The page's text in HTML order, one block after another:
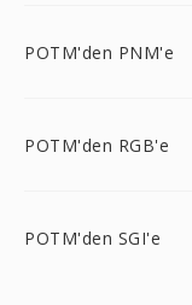
POTM'den PNM'e
POTM'den RGB'e
POTM'den SGI'e